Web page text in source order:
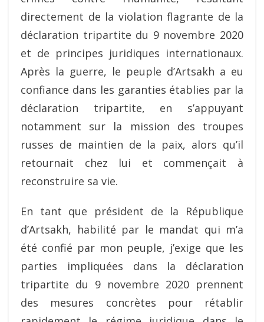
directement de la violation flagrante de la
déclaration tripartite du 9 novembre 2020
et de principes juridiques internationaux.
Après la guerre, le peuple d’Artsakh a eu
confiance dans les garanties établies par la
déclaration tripartite, en s’appuyant
notamment sur la mission des troupes
russes de maintien de la paix, alors qu’il
retournait chez lui et commençait à
reconstruire sa vie.
En tant que président de la République
d’Artsakh, habilité par le mandat qui m’a
été confié par mon peuple, j’exige que les
parties impliquées dans la déclaration
tripartite du 9 novembre 2020 prennent
des mesures concrètes pour rétablir